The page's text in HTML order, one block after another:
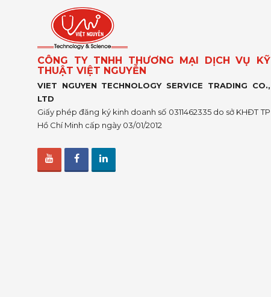
CÔNG TY TNHH THƯƠNG MẠI DỊCH VỤ KỸ
THUẬT VIỆT NGUYỄN
VIET NGUYEN TECHNOLOGY SERVICE TRADING CO.,
LTD
Giấy phép đăng ký kinh doanh số 0311462335 do sở KHĐT TP
Hồ Chí Minh cấp ngày 03/01/2012